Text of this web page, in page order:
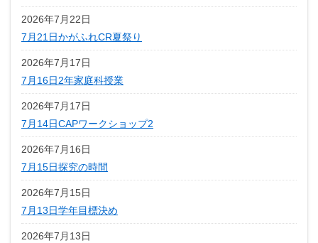
2026年7月22日
7月21日かがふれCR夏祭り
2026年7月17日
7月16日2年家庭科授業
2026年7月17日
7月14日CAPワークショップ2
2026年7月16日
7月15日探究の時間
2026年7月15日
7月13日学年目標決め
2026年7月13日